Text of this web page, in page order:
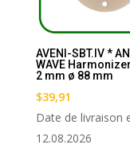
AVENI-SBT.IV *
WAVE
2 mm ø 88 mm
$39,91
Date de livraison
12.08.2026